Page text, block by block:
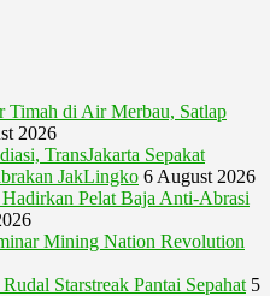
Timah di Air Merbau, Satlap
2026
TransJakarta Sepakat
JakLingko 6 August 2026
Pelat Baja Anti-Abrasi
Mining Nation Revolution
Starstreak Pantai Sepahat 5